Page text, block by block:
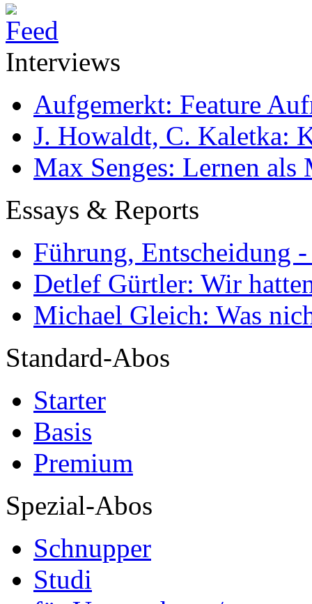
Interviews
Aufgemerkt: Feature
J. Howaldt, C. Kaletka:
Max Senges: Lernen als
Essays & Reports
Führung, Entscheidung
Detlef Gürtler: Wir
Michael Gleich: Was
Standard-Abos
Starter
Basis
Premium
Spezial-Abos
Schnupper
Studi